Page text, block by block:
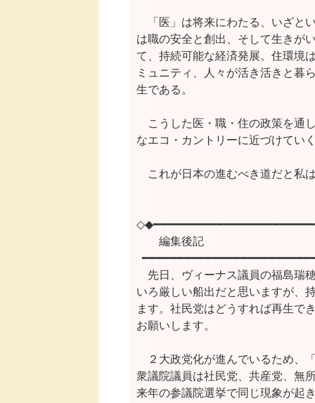
「医」は将来にわたる、いざと
は職の安全と創出、そして生きが
て、持続可能な経済発展。住環境
ミュニティ、人々が活き活きと暮
生である。
こうした医・職・住の政策を通
なエコ・カントリーに近づけてい
これが日本の進むべき道だと私
編集後記　　    　　　　　　　
先日、ヴィーナス議員の福島瑞
いろ厳しい船出だと思いますが、
ます。社民党はどうすれば再生で
お願いします。
２大政党化が進んでいるため、
衆議院議員は社民党、共産党、無
来年の参議院選挙で同じ現象が起